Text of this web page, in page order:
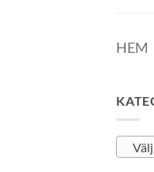
HEM